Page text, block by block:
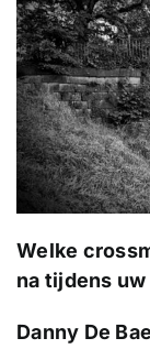
Welke
na tijdens
Danny De